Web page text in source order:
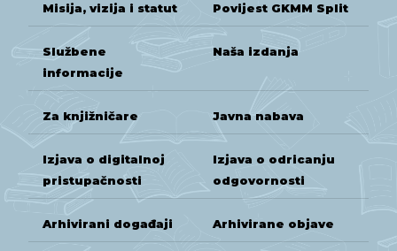
Misija, vizija i statut Povijest GKMM Split
Službene
informacije
Naša izdanja
Za knjižničare Javna nabava
Izjava o digitalnoj
pristupačnosti
Izjava o odricanju
odgovornosti
Arhivirani događaji Arhivirane objave